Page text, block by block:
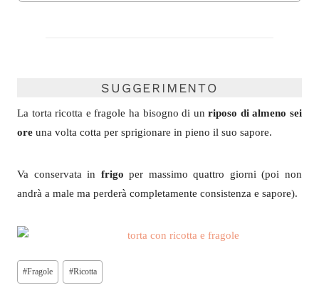
SUGGERIMENTO
La torta ricotta e fragole ha bisogno di unriposo di almeno sei
ore una volta cotta per sprigionare in pieno il suo sapore.
Va conservata in frigo per massimo quattro giorni (poi non
andrà a male ma perderà completamente consistenza e sapore).
Tag
articolo:
#Fragole #Ricotta